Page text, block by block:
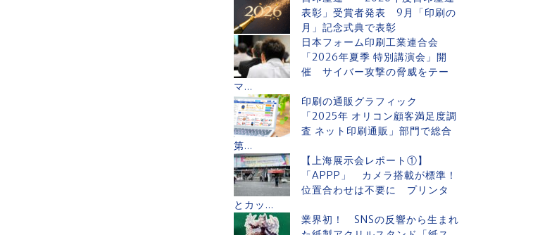
表彰」受賞者発表 9月「印刷の
月」記念式典で表彰
日本フォーム印刷工業連合会
「2026年夏季 特別講演会」開
催 サイバー攻撃の脅威をテー
マ...
印刷の通販グラフィック
「2025年 オリコン顧客満足度調
査 ネット印刷通販」部門で総合
第...
【上海展示会レポート①】
「APPP」 カメラ搭載が標準！
位置合わせは不要に プリンタ
とカッ...
業界初！ SNSの反響から生まれ